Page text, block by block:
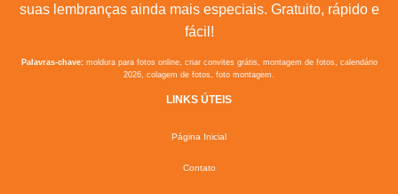
suas lembranças ainda mais especiais. Gratuito, rápido e
fácil!
Palavras-chave:moldura para fotos online, criar convites grátis, montagem de fotos, calendário
2026, colagem de fotos, foto montagem.
LINKS ÚTEIS
Página Inicial
Contato